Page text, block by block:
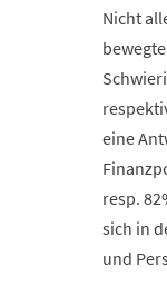
Nicht
eine
resp.
sich in
und